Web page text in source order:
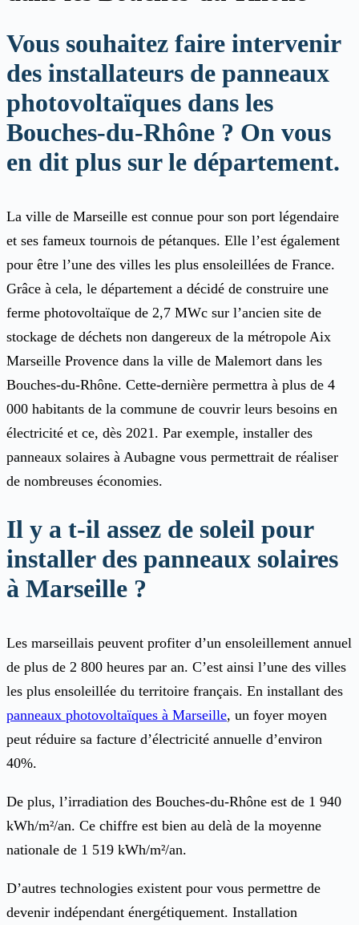
Vous souhaitez faire intervenir
des installateurs de panneaux
photovoltaïques dans les
Bouches-du-Rhône ? On vous
en dit plus sur le département.
La ville de Marseille est connue pour son port légendaire
et ses fameux tournois de pétanques. Elle l’est également
pour être l’une des villes les plus ensoleillées de France.
Grâce à cela, le département a décidé de construire une
ferme photovoltaïque de 2,7 MWc sur l’ancien site de
stockage de déchets non dangereux de la métropole Aix
Marseille Provence dans la ville de Malemort dans les
Bouches-du-Rhône. Cette-dernière permettra à plus de 4
000 habitants de la commune de couvrir leurs besoins en
électricité et ce, dès 2021. Par exemple, installer des
panneaux solaires à Aubagne vous permettrait de réaliser
de nombreuses économies.
Il y a t-il assez de soleil pour
installer des panneaux solaires
à Marseille ?
Les marseillais peuvent profiter d’un ensoleillement annuel
de plus de 2 800 heures par an. C’est ainsi l’une des villes
les plus ensoleillée du territoire français. En installant des
panneaux photovoltaïques à Marseille, un foyer moyen
peut réduire sa facture d’électricité annuelle d’environ
40%.
De plus, l’irradiation des Bouches-du-Rhône est de 1 940
kWh/m²/an. Ce chiffre est bien au delà de la moyenne
nationale de 1 519 kWh/m²/an.
D’autres technologies existent pour vous permettre de
devenir indépendant énergétiquement. Installation